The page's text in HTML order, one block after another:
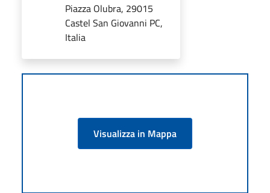
Piazza Olubra, 29015
Castel San Giovanni PC,
Italia
Visualizza in Mappa